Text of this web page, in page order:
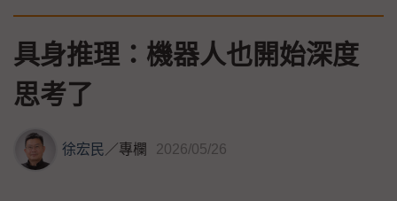
具身推理：機器人也開始深度
思考了
徐宏民／專欄 2026/05/26